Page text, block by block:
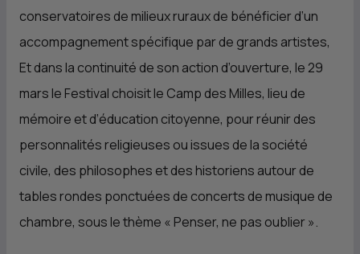
conservatoires de milieux ruraux de bénéficier d’un
accompagnement spécifique par de grands artistes,
Et dans la continuité de son action d’ouverture, le 29
mars le Festival choisit le Camp des Milles, lieu de
mémoire et d’éducation citoyenne, pour réunir des
personnalités religieuses ou issues de la société
civile, des philosophes et des historiens autour de
tables rondes ponctuées de concerts de musique de
chambre, sous le thème « Penser, ne pas oublier ».